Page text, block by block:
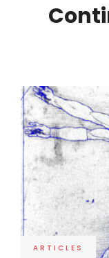
ARTICLES